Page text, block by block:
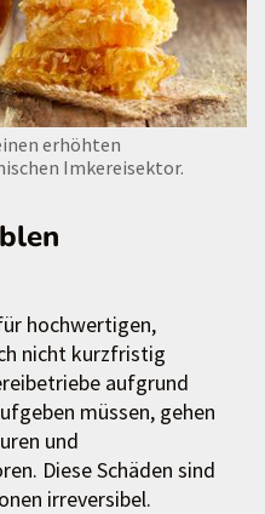
erhöhten
Imkereisektor.
hochwertigen,
nicht kurzfristig
aufgrund
müssen, gehen
und
Diese Schäden sind
irreversibel.